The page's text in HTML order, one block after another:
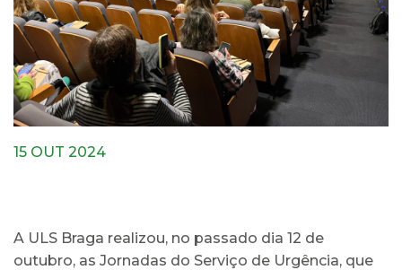
15 OUT 2024
A ULS Braga realizou, no passado dia 12 de
outubro, as Jornadas do Serviço de Urgência, que